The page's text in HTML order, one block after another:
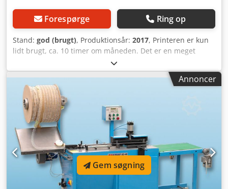
Forespørge Ring op
Stand: god (brugt), Produktionsår: 2017, Printeren er kun
lidt brugt, ca. 10 timer om måneden. Det er en meget
robust maskine, der udfører alle nødvendige opgaver.
Udskriftskvaliteten er meget høj. Printer på alle typer
materialer; vi har primært brugt den til tryk på glas. Kan
printe på materialer op til 100 mm i højden. Farver: CMYK,
med mulighed for hvid. Udskriftsområde: 3.150 x 2.000
mm. Arbejdsfladen har både blæse- og vakuumfunktion.
Dedpfx Amsp Nbzhs Asck
Annoncer
Gem søgning